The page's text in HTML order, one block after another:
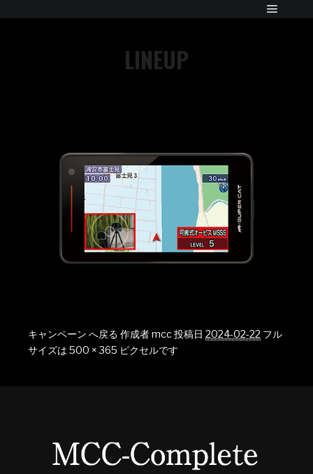
LINEUP
キャンペーン へ戻る 作成者mcc投稿日 2024-02-22 フル
サイズは 500 × 365 ピクセルです